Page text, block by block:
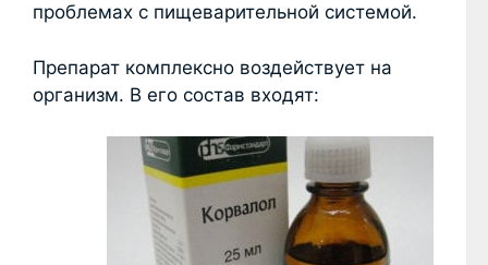
проблемах с пищеварительной системой.
Препарат комплексно воздействует на
организм. В его состав входят: